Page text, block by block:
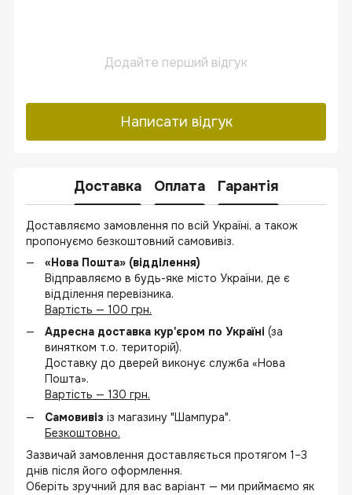
Додайте перший відгук
Написати відгук
Доставка Оплата Гарантія
Доставляємо замовлення по всій Україні, а також
пропонуємо безкоштовний самовивіз.
«Нова Пошта» (відділення)
Відправляємо в будь-яке місто України, де є
відділення перевізника.
Вартість — 100 грн.
Адресна доставка кур'єром по Україні (за
винятком т.о. територій).
Доставку до дверей виконує служба «Нова
Пошта».
Вартість — 130 грн.
Самовивіз із магазину "Шампура".
Безкоштовно.
Зазвичай замовлення доставляється протягом 1–3
днів після його оформлення.
Оберіть зручний для вас варіант — ми приймаємо як